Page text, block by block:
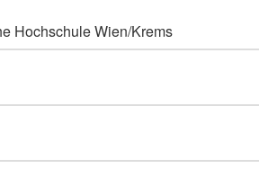
Hochschule Wien/Krems